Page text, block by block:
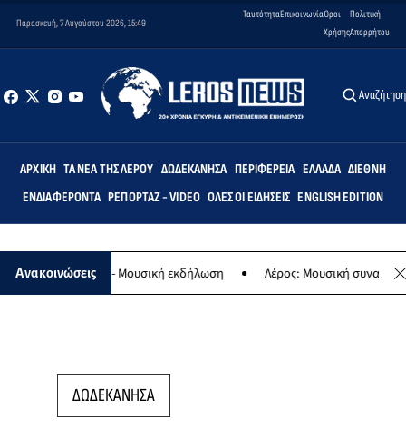
Παρασκευή, 7 Αυγούστου 2026, 15:49
ΤαυτότηταΕπικοινωνίαΌροι
Χρήσης
Πολιτική
Απορρήτου
Αναζήτηση
ΑΡΧΙΚΉ ΤΑ ΝΈΑ ΤΗΣ ΛΈΡΟΥ ΔΩΔΕΚΆΝΗΣΑ ΠΕΡΙΦΈΡΕΙΑ ΕΛΛΆΔΑ ΔΙΕΘΝΉ
ΕΝΔΙΑΦΈΡΟΝΤΑ ΡΕΠΟΡΤΆΖ - VIDEO ΌΛΕΣ ΟΙ ΕΙΔΉΣΕΙΣ ENGLISH EDITION
Ανακοινώσεις
Παναγίας - Μουσική εκδήλωση Λέρος: Μουσική συναυλία
ΔΩΔΕΚΑΝΗΣΑ